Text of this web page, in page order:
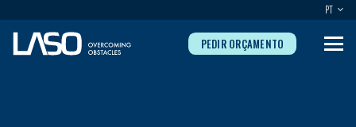
PT
PEDIR ORÇAMENTO